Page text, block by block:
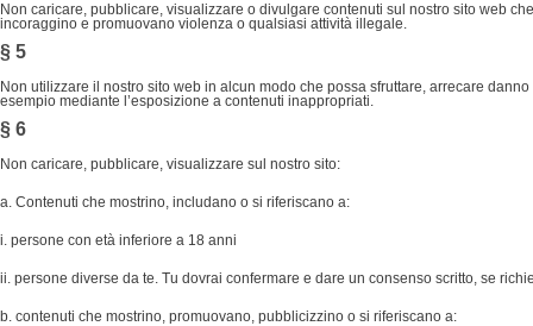
Non caricare, pubblicare, visualizzare o divulgare contenuti sul nostro sito web
incoraggino e promuovano violenza o qualsiasi attività illegale.
§ 5
Non utilizzare il nostro sito web in alcun modo che possa sfruttare, arrecare
esempio mediante l’esposizione a contenuti inappropriati.
§ 6
Non caricare, pubblicare, visualizzare sul nostro sito:
a. Contenuti che mostrino, includano o si riferiscano a:
i. persone con età inferiore a 18 anni
ii. persone diverse da te. Tu dovrai confermare e dare un consenso scritto, se
b. contenuti che mostrino, promuovano, pubblicizzino o si riferiscano a: